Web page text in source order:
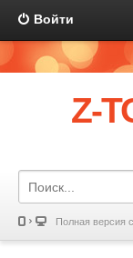
Войти
Z-
Полная версия